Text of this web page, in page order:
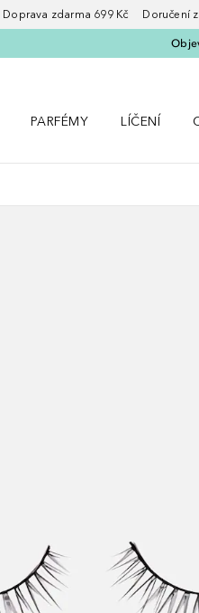
zdarma 699 Kč Doručení
PARFÉMY
LÍČENÍ